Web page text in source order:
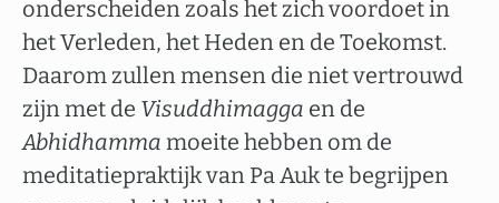
onderscheiden zoals het zich voordoet in
het Verleden, het Heden en de Toekomst.
Daarom zullen mensen die niet vertrouwd
zijn met de Visuddhimagga en de
Abhidhamma moeite hebben om de
meditatiepraktijk van Pa Auk te begrijpen